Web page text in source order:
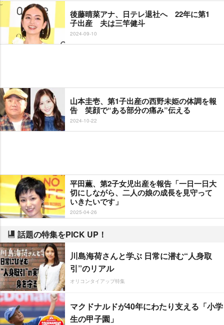
後藤晴菜アナ、日テレ退社へ 22年に第1
子出産 夫は三竿健斗
2024-09-10
山本圭壱、第1子出産の西野未姫の体調を報
告 笑顔で“ある部分の痛み”伝える
2024-10-22
平田薫、第2子女児出産を報告「一日一日大
切にしながら、二人の娘の成長を見守って
いきたいです」
2025-04-26
話題の特集をPICK UP！
川島海荷さんと学ぶ 日常に潜む“人身取
引”のリアル
オリコンタイアップ特集
マクドナルドが40年にわたり支える「小学
生の甲子園」